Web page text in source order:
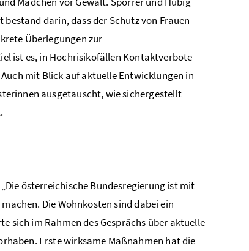
darin, dass der Schutz von Frauen
Überlegungen zur
ist es, in Hochrisikofällen Kontaktverbote
mit Blick auf aktuelle Entwicklungen in
ausgetauscht, wie sichergestellt
österreichische Bundesregierung ist mit
Die Wohnkosten sind dabei ein
sich im Rahmen des Gesprächs über aktuelle
Erste wirksame Maßnahmen hat die